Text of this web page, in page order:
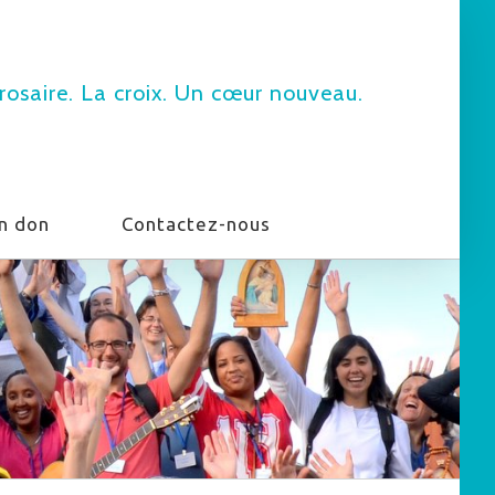
La croix. Un cœur nouveau.
don Contactez-nous